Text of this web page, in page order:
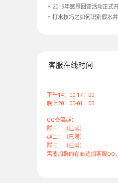
2019年感恩回馈活动正式
打水技巧之如何识别假水
客服在线时间
下午14：00-17：00
晚上20：00-01：00
QQ交流群：
群一：（已满）
群二：（已满）
群三：（已满）
需要加群的在右边加客服QQ